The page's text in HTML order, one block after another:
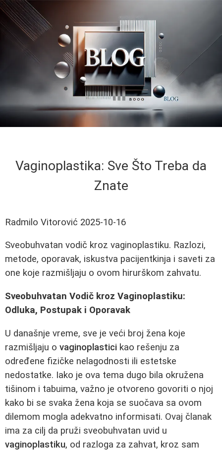
Vaginoplastika: Sve Što Treba da
Znate
Radmilo Vitorović 2025-10-16
Sveobuhvatan vodič kroz vaginoplastiku. Razlozi,
metode, oporavak, iskustva pacijentkinja i saveti za
one koje razmišljaju o ovom hirurškom zahvatu.
Sveobuhvatan Vodič kroz Vaginoplastiku:
Odluka, Postupak i Oporavak
U današnje vreme, sve je veći broj žena koje
razmišljaju o vaginoplastici kao rešenju za
određene fizičke nelagodnosti ili estetske
nedostatke. Iako je ova tema dugo bila okružena
tišinom i tabuima, važno je otvoreno govoriti o njoj
kako bi se svaka žena koja se suočava sa ovom
dilemom mogla adekvatno informisati. Ovaj članak
ima za cilj da pruži sveobuhvatan uvid u
vaginoplastiku, od razloga za zahvat, kroz sam